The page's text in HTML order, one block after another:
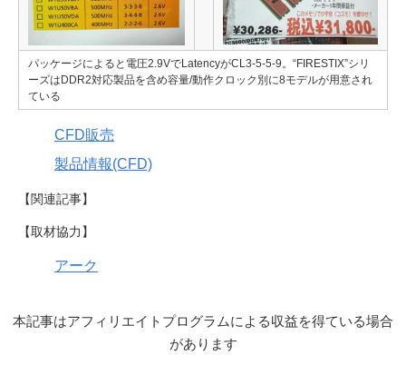
パッケージによると電圧2.9VでLatencyがCL3-5-5-9。“FIRESTIX”シリ
ーズはDDR2対応製品を含め容量/動作クロック別に8モデルが用意され
ている
CFD販売
製品情報(CFD)
【関連記事】
【取材協力】
アーク
本記事はアフィリエイトプログラムによる収益を得ている場合
があります